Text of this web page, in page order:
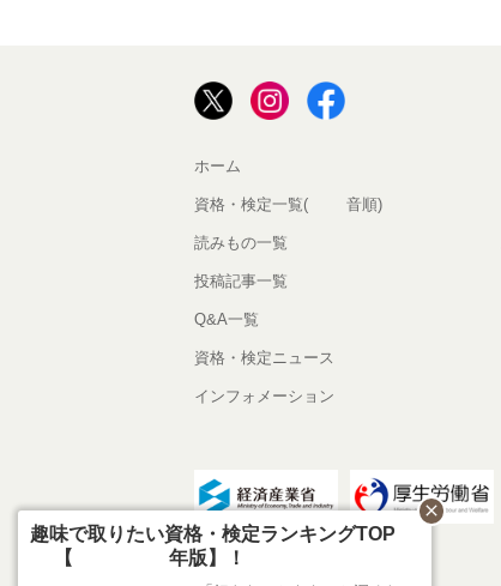
ホーム
資格・検定一覧(50音順)
読みもの一覧
投稿記事一覧
Q&A一覧
資格・検定ニュース
インフォメーション
趣味で取りたい資格・検定ランキングTOP1
0【2026年版】！
close